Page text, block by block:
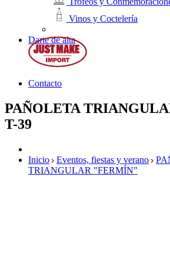
Vinos y Coctelería
Darte de alta
Contacto
PAÑOLETA
T-39
Inicio Eventos, fiestas y verano
TRIANGULAR "FERMÍN"